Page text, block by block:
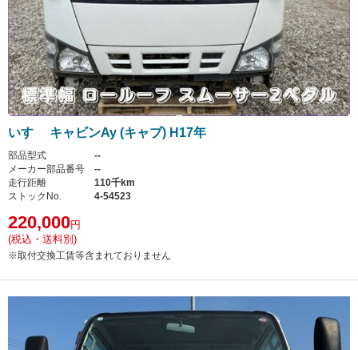
いすゞ キャビンAy (キャブ) H17年
部品型式
--
メーカー部品番号
--
走行距離
110千km
ストックNo.
4-54523
220,000円
(税込・送料別)
※取付交換工賃等含まれておりません